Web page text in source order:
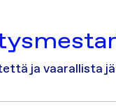
ja vaarallista